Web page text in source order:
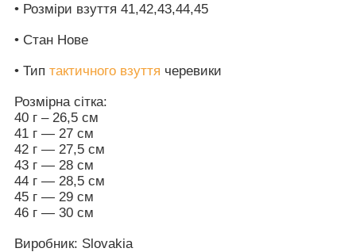
• Розміри взуття 41,42,43,44,45
• Стан Нове
• Тип тактичного взуття черевики
Розмірна сітка:
40 г – 26,5 см
41 г — 27 см
42 г — 27,5 см
43 г — 28 см
44 г — 28,5 см
45 г — 29 см
46 г — 30 см
Виробник: Slovakia